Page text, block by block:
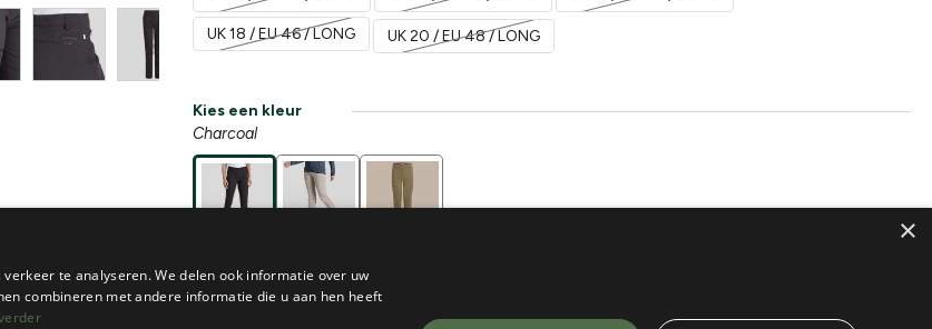
UK 18 / EU 46 / LONG UK 20 / EU 48 / LONG
Kies een kleur
Charcoal
€119,95
×
te analyseren. We delen ook informatie over uw
combineren met andere informatie die u aan hen heeft